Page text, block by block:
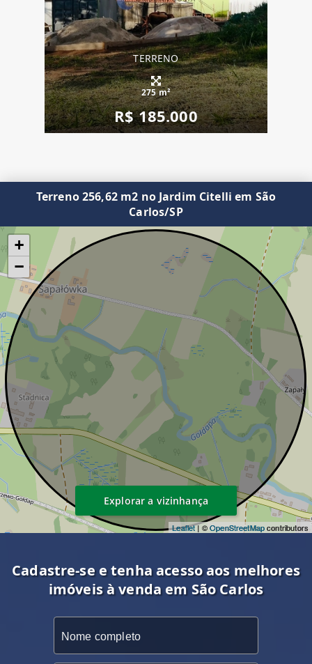
TERRENO
275 m²
R$ 185.000
Terreno 256,62 m2 no Jardim Citelli em São
Carlos/SP
+
−
Leaflet| ©OpenStreetMapcontributors
Explorar a vizinhança
Cadastre-se e tenha acesso aos melhores
imóveis à venda em São Carlos